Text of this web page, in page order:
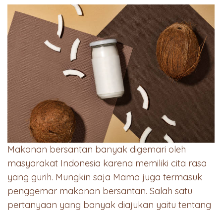
Makanan bersantan banyak digemari oleh
masyarakat Indonesia karena memiliki cita rasa
yang gurih. Mungkin saja Mama juga termasuk
penggemar makanan bersantan. Salah satu
pertanyaan yang banyak diajukan yaitu tentang